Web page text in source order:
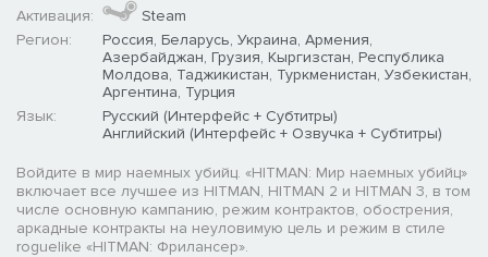
Активация:
Steam
Регион:
Россия, Беларусь, Украина, Армения,
Азербайджан, Грузия, Кыргизстан, Республика
Молдова, Таджикистан, Туркменистан, Узбекистан,
Аргентина, Турция
Язык:
Русский (Интерфейс + Субтитры)
Английский (Интерфейс + Озвучка + Субтитры)
Войдите в мир наемных убийц. «HITMAN: Мир наемных убийц»
включает все лучшее из HITMAN, HITMAN 2 и HITMAN 3, в том
числе основную кампанию, режим контрактов, обострения,
аркадные контракты на неуловимую цель и режим в стиле
roguelike «HITMAN: Фрилансер».